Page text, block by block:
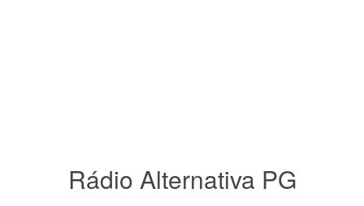
Rádio Alternativa PG